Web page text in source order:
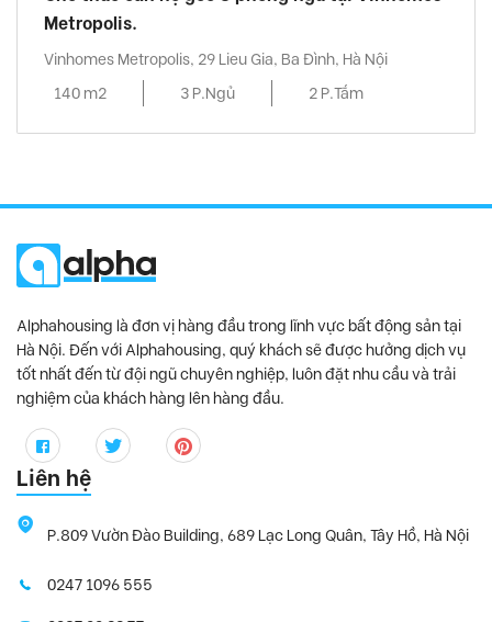
Metropolis.
Vinhomes Metropolis, 29 Lieu Gia, Ba Đình, Hà Nội
140 m2
3 P.Ngủ 2 P.Tắm
Alphahousing là đơn vị hàng đầu trong lĩnh vực bất động sản tại
Hà Nội. Đến với Alphahousing, quý khách sẽ được hưởng dịch vụ
tốt nhất đến từ đội ngũ chuyên nghiệp, luôn đặt nhu cầu và trải
nghiệm của khách hàng lên hàng đầu.
Liên hệ
P.809 Vườn Đào Building, 689 Lạc Long Quân, Tây Hồ, Hà Nội
0247 1096 555